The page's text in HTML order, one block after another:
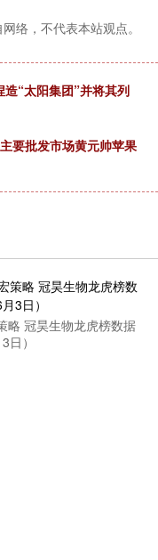
络，不代表本站观点。
“太阳集团”并将其列
要批发市场黄元帅苹果
略 冠昊生物龙虎榜数据
日）